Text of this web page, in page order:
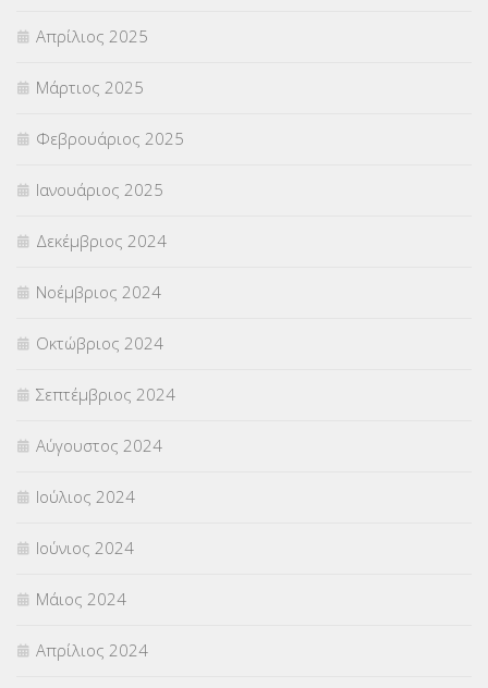
Απρίλιος 2025
Μάρτιος 2025
Φεβρουάριος 2025
Ιανουάριος 2025
Δεκέμβριος 2024
Νοέμβριος 2024
Οκτώβριος 2024
Σεπτέμβριος 2024
Αύγουστος 2024
Ιούλιος 2024
Ιούνιος 2024
Μάιος 2024
Απρίλιος 2024